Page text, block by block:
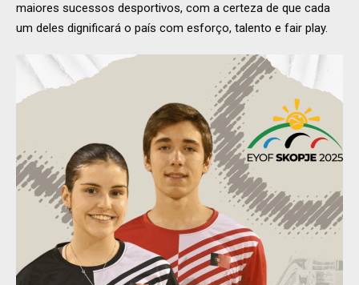
maiores sucessos desportivos, com a certeza de que cada
um deles dignificará o país com esforço, talento e fair play.